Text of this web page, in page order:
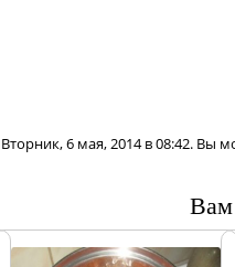
6 мая, 2014 в 08:42. Вы
Вам